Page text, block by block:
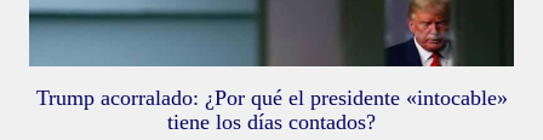
Trump acorralado: ¿Por qué el presidente «intocable»
tiene los días contados?